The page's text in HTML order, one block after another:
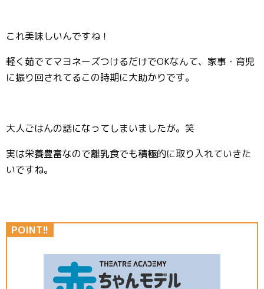
これ美味しいんですね！
軽く茹でてマヨネーズつけるだけでOKなんて、家事・育児
に振り回されてるこの時期に大助かりです。
大人ごはんの話になってしまいましたが。笑
実は栄養豊富なので離乳食でも積極的に取り入れていきた
いですね。
POINT!!